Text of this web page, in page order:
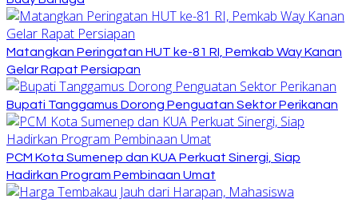
Matangkan Peringatan HUT ke-81 RI, Pemkab Way Kanan
Gelar Rapat Persiapan
Bupati Tanggamus Dorong Penguatan Sektor Perikanan
PCM Kota Sumenep dan KUA Perkuat Sinergi, Siap
Hadirkan Program Pembinaan Umat